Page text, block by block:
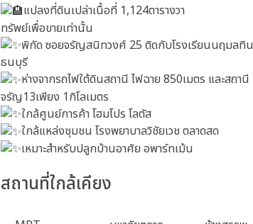
แปลงที่ดินเปล่าเนื้อที่ 1,124ตารางวา
ทรัพย์เพื่อขายเท่านั้น
พิกัด ซอยจรัญสนิทวงศ์ 25 ติดกับโรงเรียนนฤมลทิน
ธนบุรี
ห่างจากรถไฟใต้ดินสถานี ไฟฉาย 850เมตร และสถานี
จรัญ13เพียง 1กิโลเมตร
ใกล้ศูนย์การค้า โฮมโปร โลตัส
ใกล้แหล่งชุมชน โรงพยาบาลวิชัยเวช ตลาดสด
เหมาะสำหรับปลูกบ้านอาศัย อพาร์ทเม้น
สถานที่ใกล้เคียง